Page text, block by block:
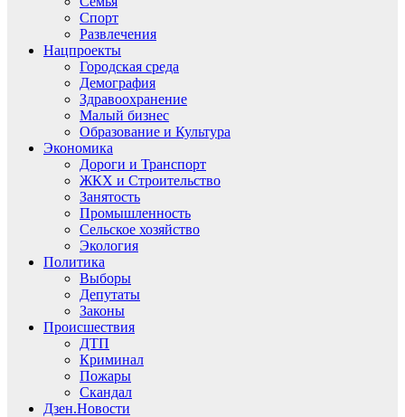
Спорт
Развлечения
Нацпроекты
Городская среда
Демография
Здравоохранение
Малый бизнес
Образование и Культура
Экономика
Дороги и Транспорт
ЖКХ и Строительство
Занятость
Промышленность
Сельское хозяйство
Экология
Политика
Выборы
Депутаты
Законы
Происшествия
ДТП
Криминал
Пожары
Скандал
Дзен.Новости